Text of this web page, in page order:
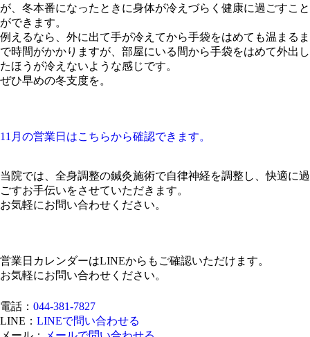
が、冬本番になったときに身体が冷えづらく健康に過ごすこと
ができます。
例えるなら、外に出て手が冷えてから手袋をはめても温まるま
で時間がかかりますが、部屋にいる間から手袋をはめて外出し
たほうが冷えないような感じです。
ぜひ早めの冬支度を。
11月の営業日はこちらから確認できます。
当院では、全身調整の鍼灸施術で自律神経を調整し、快適に過
ごすお手伝いをさせていただきます。
お気軽にお問い合わせください。
営業日カレンダーはLINEからもご確認いただけます。
お気軽にお問い合わせください。
電話： 044-381-7827
LINE： LINEで問い合わせる